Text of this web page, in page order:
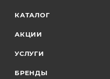
КАТАЛОГ
АКЦИИ
УСЛУГИ
БРЕНДЫ